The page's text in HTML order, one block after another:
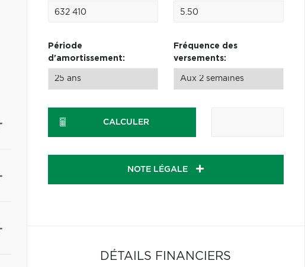
Période
d'amortissement:
Fréquence des
versements:
CALCULER
NOTE LÉGALE
DÉTAILS FINANCIERS